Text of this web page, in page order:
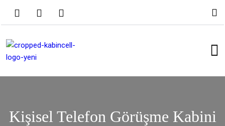
Kişisel Telefon Görüşme Kabini